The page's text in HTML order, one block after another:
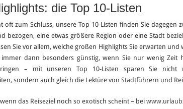
die Top 10-Listen
oft zum Schluss, unsere Top 10-Listen finden Sie dagegen
bezogen, eine etwas größere Region oder eine Stadt
Sie vor allem, welche großen Highlights Sie erwarten
immer dann besonders günstig, wenn Sie nur wenig Zeit
– mit unseren Top 10-Listen sparen Sie nicht
sondern auch gleich die Lektüre von Stadtführern und
das Reiseziel noch so exotisch scheint – bei